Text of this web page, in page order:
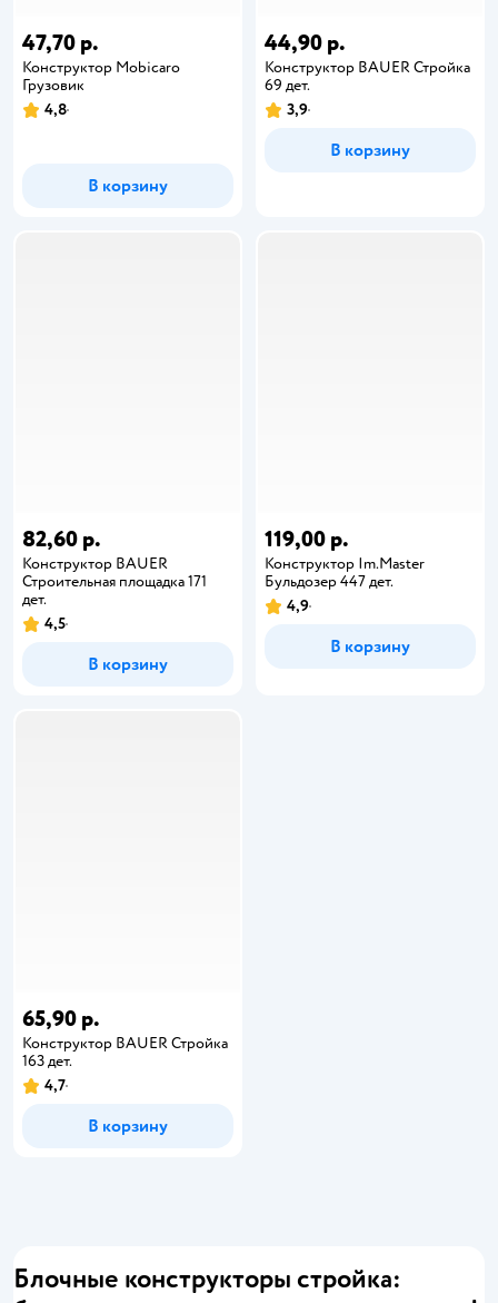
47,70 р.
Конструктор Mobicaro
Грузовик
4,8
В корзину
44,90 р.
Конструктор BAUER Стройка
69 дет.
3,9
В корзину
82,60 р.
Конструктор BAUER
Строительная площадка 171
дет.
4,5
В корзину
119,00 р.
Конструктор Im.Master
Бульдозер 447 дет.
4,9
В корзину
65,90 р.
Конструктор BAUER Стройка
163 дет.
4,7
В корзину
Блочные конструкторы стройка: